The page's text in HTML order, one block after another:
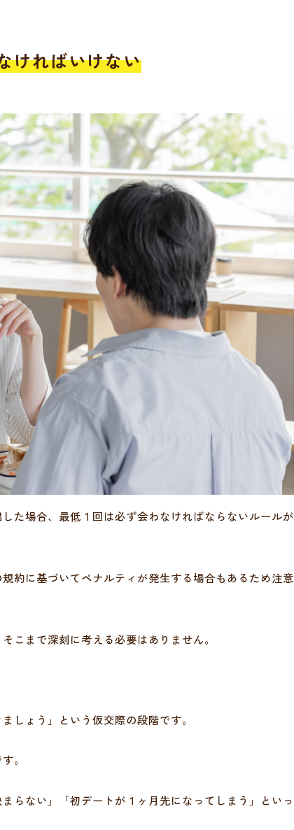
ければいけない
た場合、最低１回は必ず会わなければならないルールが
約に基づいてペナルティが発生する場合もあるため注意
こまで深刻に考える必要はありません。
しょう」という仮交際の段階です。
。
らない」「初デートが１ヶ月先になってしまう」といっ